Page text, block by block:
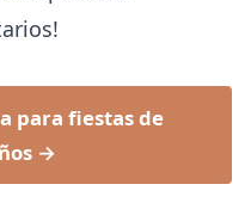
para fiestas de
→